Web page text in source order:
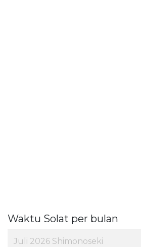
Waktu Solat per bulan
Juli 2026 Shimonoseki